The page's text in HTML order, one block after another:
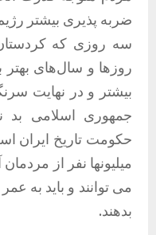
ضربه پذیری بیشتر
سه روزی که کردستان
روزها و سال‌های بهتر
بیشتر و در نهایت
جمهوری اسلامی بد
حکومت تاریخ ایران
میلیونها نفر از
می توانند و باید به
بدهند.